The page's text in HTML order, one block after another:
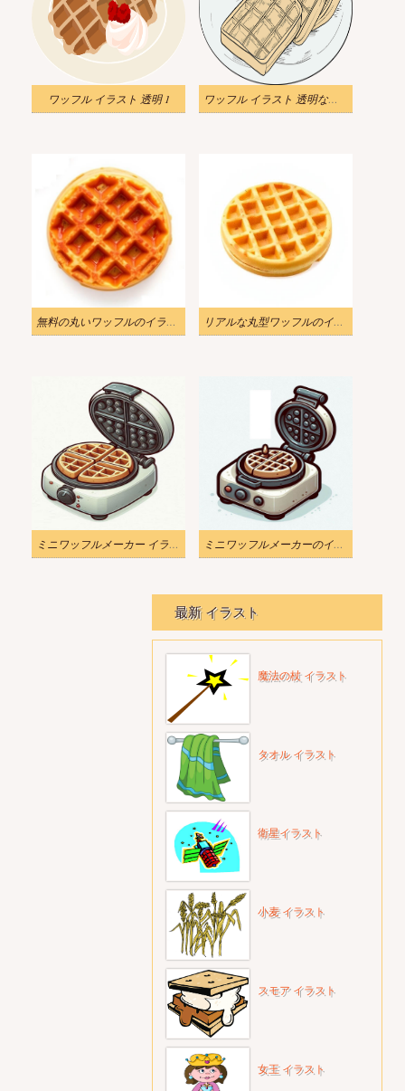
ワッフル イラスト 透明 1 ワッフル イラスト 透明な背景
無料の丸いワッフルのイラストリアル リアルな丸型ワッフルのイラスト
ミニワッフルメーカー イラスト 無料 ミニワッフルメーカーのイラスト
最新 イラスト
魔法の杖 イラスト
タオル イラスト
衛星イラスト
小麦 イラスト
スモア イラスト
女王 イラスト